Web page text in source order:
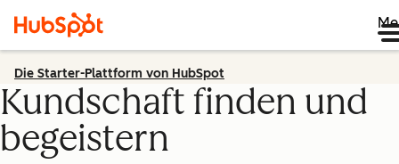
Die Starter-Plattform von HubSpot
Kundschaft finden und
begeistern